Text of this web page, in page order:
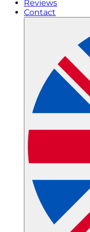
Reviews
Contact